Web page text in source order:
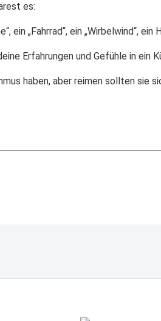
es:
ein „Fahrrad“, ein „Wirbelwind“, ein
Erfahrungen und Gefühle in ein
haben, aber reimen sollten sie